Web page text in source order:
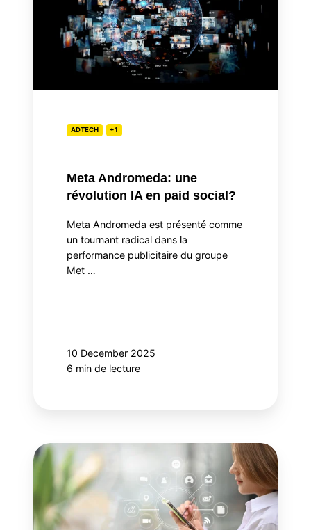
révolution
ADTECH +1
Meta Andromeda: une
révolution IA en paid social?
Meta Andromeda est présenté comme
un tournant radical dans la
performance publicitaire du groupe
Met …
10 December 2025
6 min de lecture
Adobe
Customer
Journey
Analytics,
votre